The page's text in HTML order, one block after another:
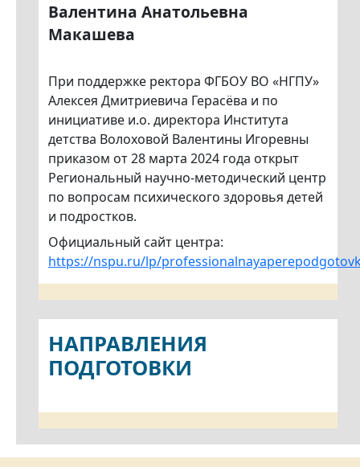
Валентина Анатольевна
Макашева
При поддержке ректора ФГБОУ ВО «НГПУ»
Алексея Дмитриевича Герасёва и по
инициативе и.о. директора Института
детства Волоховой Валентины Игоревны
приказом от 28 марта 2024 года открыт
Региональный научно-методический центр
по вопросам психического здоровья детей
и подростков.
Официальный сайт центра:
https://nspu.ru/lp/
НАПРАВЛЕНИЯ
ПОДГОТОВКИ